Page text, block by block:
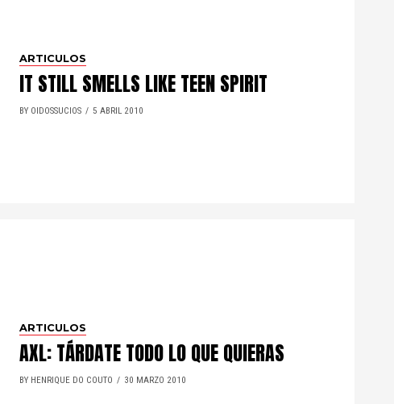
ARTICULOS
IT STILL SMELLS LIKE TEEN SPIRIT
BY OIDOSSUCIOS 5 ABRIL 2010
ARTICULOS
AXL: TÁRDATE TODO LO QUE QUIERAS
BY HENRIQUE DO COUTO 30 MARZO 2010